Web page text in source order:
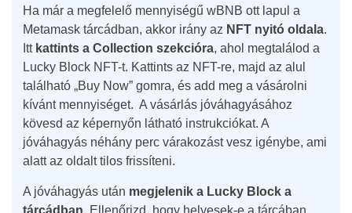
Ha már a megfelelő mennyiségű wBNB ott lapul a
Metamask tárcádban, akkor irány az NFT nyitó oldala.
Itt kattints a Collection szekcióra, ahol megtalálod a
Lucky Block NFT-t. Kattints az NFT-re, majd az alul
található „Buy Now” gomra, és add meg a vásárolni
kívánt mennyiséget. A vásárlás jóváhagyásához
kövesd az képernyőn látható instrukciókat. A
jóváhagyás néhány perc várakozást vesz igénybe, ami
alatt az oldalt tilos frissíteni.
A jóváhagyás után megjelenik a Lucky Block a
tárcádban. Ellenőrizd, hogy helyesek-e a tárcában